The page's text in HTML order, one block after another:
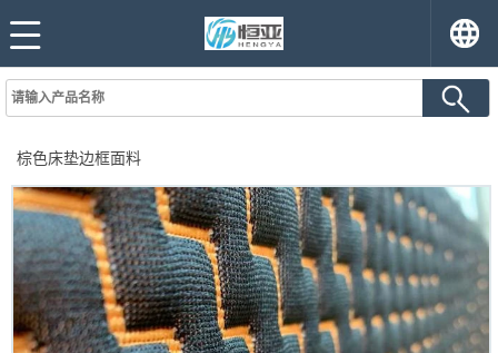
棕色床垫边框面料